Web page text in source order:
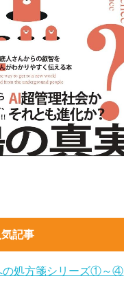
記事
の処方箋シリーズ①～④